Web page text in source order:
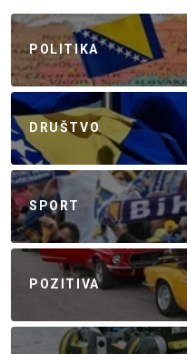
POLITIKA
DRUŠTVO
SPORT
POZITIVA